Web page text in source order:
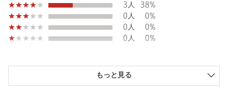
書き」、「洗濯表示」を必ずご確認ください。
※商品画像は、光の当たり具合やパソコンなどの閲覧環境によ
り、実際の色味と異なって見える場合がございます。あらかじめ
ご了承ください。
店舗へお問い合わせの際は、全国のUNITED ARROWS各店舗ま
で下記の品名/品番をお申し付けください。
3人
38%
0人
0%
0人
0%
0人
0%
もっと見る